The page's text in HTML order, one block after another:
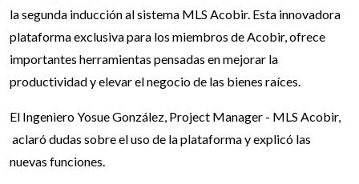
la segunda inducción al sistema MLS Acobir. Esta innovadora
plataforma exclusiva para los miembros de Acobir, ofrece
importantes herramientas pensadas en mejorar la
productividad y elevar el negocio de las bienes raíces.
El Ingeniero Yosue González, Project Manager - MLS Acobir,
aclaró dudas sobre el uso de la plataforma y explicó las
nuevas funciones.